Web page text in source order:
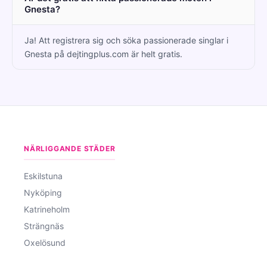
Gnesta?
Ja! Att registrera sig och söka passionerade singlar i
Gnesta på dejtingplus.com är helt gratis.
NÄRLIGGANDE STÄDER
Eskilstuna
Nyköping
Katrineholm
Strängnäs
Oxelösund